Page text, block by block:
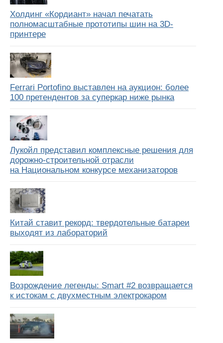
Холдинг «Кордиант» начал печатать
полномасштабные прототипы шин на 3D-
принтере
Ferrari Portofino выставлен на аукцион: более
100 претендентов за суперкар ниже рынка
Лукойл представил комплексные решения для
дорожно-строительной отрасли
на Национальном конкурсе механизаторов
Китай ставит рекорд: твердотельные батареи
выходят из лабораторий
Возрождение легенды: Smart #2 возвращается
к истокам с двухместным электрокаром